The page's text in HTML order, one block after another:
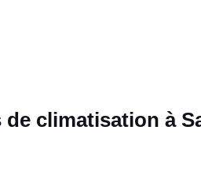
de climatisation à